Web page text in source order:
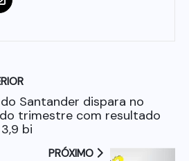
Santander dispara no
trimestre com resultado
bi
PRÓXIMO